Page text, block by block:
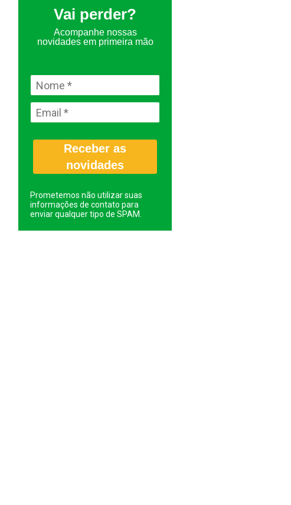
Vai perder?
Acompanhe nossas
novidades em primeira mão
Receber as
novidades
Prometemos não utilizar suas
informações de contato para
enviar qualquer tipo de SPAM.